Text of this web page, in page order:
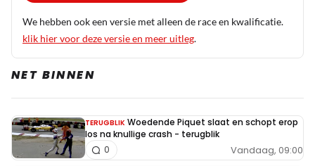
We hebben ook een versie met alleen de race en kwalificatie.
klik hier voor deze versie en meer uitleg.
NET BINNEN
TERUGBLIK Woedende Piquet slaat en schopt erop
los na knullige crash - terugblik
Vandaag, 09:00
0